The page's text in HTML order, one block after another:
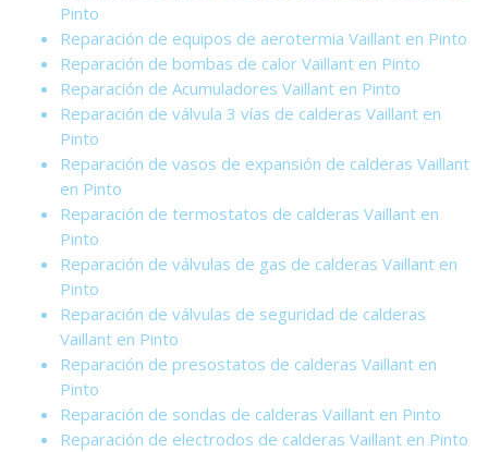
Pinto
Reparación de equipos de aerotermia Vaillant en Pinto
Reparación de bombas de calor Vaillant en Pinto
Reparación de Acumuladores Vaillant en Pinto
Reparación de válvula 3 vías de calderas Vaillant en
Pinto
Reparación de vasos de expansión de calderas Vaillant
en Pinto
Reparación de termostatos de calderas Vaillant en
Pinto
Reparación de válvulas de gas de calderas Vaillant en
Pinto
Reparación de válvulas de seguridad de calderas
Vaillant en Pinto
Reparación de presostatos de calderas Vaillant en
Pinto
Reparación de sondas de calderas Vaillant en Pinto
Reparación de electrodos de calderas Vaillant en Pinto